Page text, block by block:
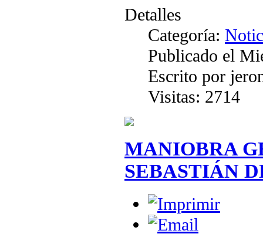
Detalles
Categoría:
Publicado el
Escrito por
Visitas: 2714
MANIOBRA
SEBASTIÁN